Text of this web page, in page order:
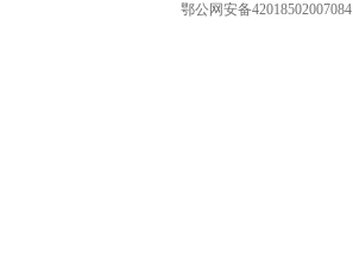
鄂公网安备42018502007084